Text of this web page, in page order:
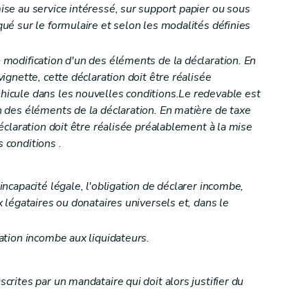
au service intéressé, sur support papier ou sous
sur le formulaire et selon les modalités définies
d'un des éléments de la déclaration. En
cette déclaration doit être réalisée
dans les nouvelles conditions.Le redevable est
éléments de la déclaration. En matière de taxe
doit être réalisée préalablement à la mise
conditions .
légale, l'obligation de déclarer incombe,
ou donataires universels et, dans le
incombe aux liquidateurs.
par un mandataire qui doit alors justifier du